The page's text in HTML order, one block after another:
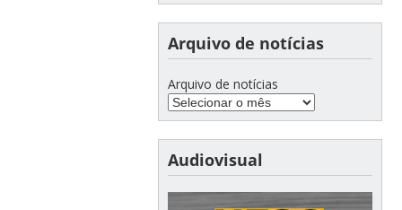
Arquivo de notícias
Arquivo de notícias
Audiovisual